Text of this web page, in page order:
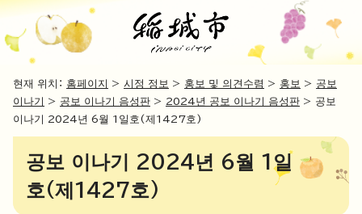
현재 위치： 홈페이지 > 시정 정보 > 홍보 및 의견수렴 > 홍보 > 공보
이나기
> 공보 이나기 음성판 > 2024년 공보 이나기 음성판 > 공보
이나기 2024년 6월 1일호(제1427호)
공보 이나기 2024년 6월 1일
호(제1427호)